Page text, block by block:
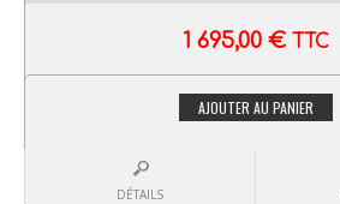
1 695,00 € TTC
AJOUTER AU PANIER
DÉTAILS